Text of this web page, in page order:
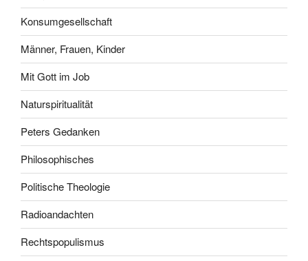
Konsumgesellschaft
Männer, Frauen, Kinder
Mit Gott im Job
Naturspiritualität
Peters Gedanken
Philosophisches
Politische Theologie
Radioandachten
Rechtspopulismus